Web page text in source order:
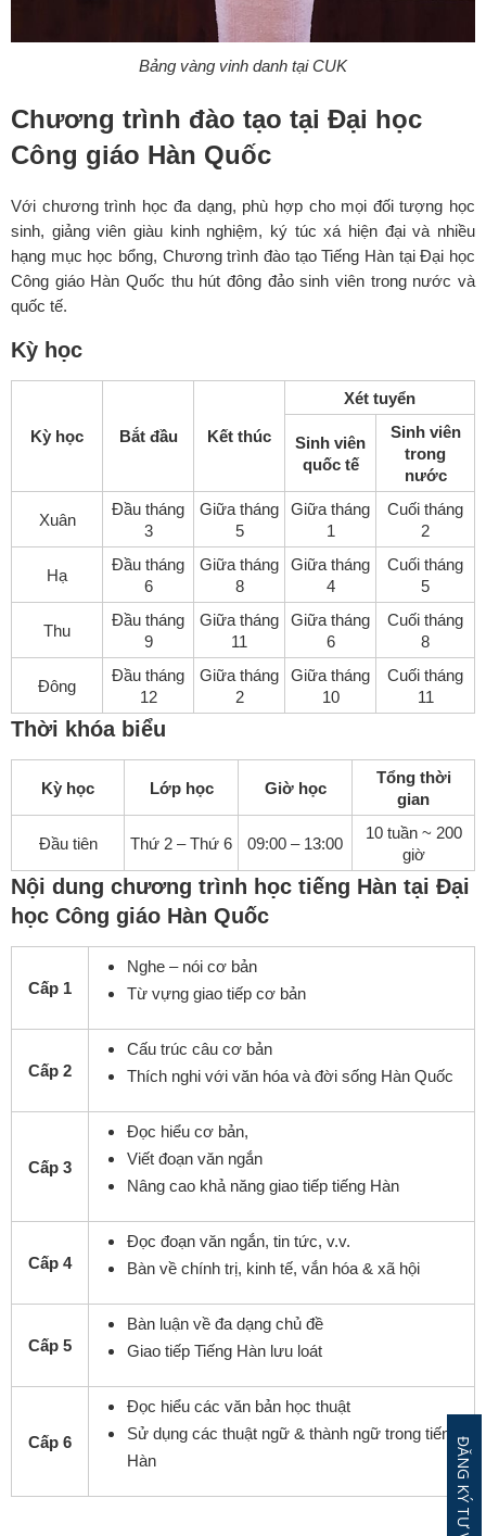
Bảng vàng vinh danh tại CUK
Chương trình đào tạo tại Đại học
Công giáo Hàn Quốc
Với chương trình học đa dạng, phù hợp cho mọi đối tượng học
sinh, giảng viên giàu kinh nghiệm, ký túc xá hiện đại và nhiều
hạng mục học bổng, Chương trình đào tạo Tiếng Hàn tại Đại học
Công giáo Hàn Quốc thu hút đông đảo sinh viên trong nước và
quốc tế.
Kỳ học
Kỳ học Bắt đầu Kết thúc
Xét tuyển
Sinh viên
quốc tế
Sinh viên
trong
nước
Xuân
Đầu tháng
3
Giữa tháng
5
Giữa tháng
1
Cuối tháng
2
Hạ
Đầu tháng
6
Giữa tháng
8
Giữa tháng
4
Cuối tháng
5
Thu
Đầu tháng
9
Giữa tháng
11
Giữa tháng
6
Cuối tháng
8
Đông
Đầu tháng
12
Giữa tháng
2
Giữa tháng
10
Cuối tháng
11
Thời khóa biểu
Kỳ học Lớp học Giờ học
Tổng thời
gian
Đầu tiên Thứ 2 – Thứ 6 09:00 – 13:00
10 tuần ~ 200
giờ
Nội dung chương trình học tiếng Hàn tại Đại
học Công giáo Hàn Quốc
Cấp 1
Nghe – nói cơ bản
Từ vựng giao tiếp cơ bản
Cấp 2
Cấu trúc câu cơ bản
Thích nghi với văn hóa và đời sống Hàn Quốc
Cấp 3
Đọc hiểu cơ bản,
Viết đoạn văn ngắn
Nâng cao khả năng giao tiếp tiếng Hàn
Cấp 4
Đọc đoạn văn ngắn, tin tức, v.v.
Bàn về chính trị, kinh tế, vắn hóa & xã hội
Cấp 5
Bàn luận về đa dạng chủ đề
Giao tiếp Tiếng Hàn lưu loát
Cấp 6
Đọc hiểu các văn bản học thuật
Sử dụng các thuật ngữ & thành ngữ trong tiếng
Hàn